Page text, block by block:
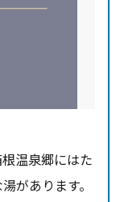
温泉郷にはた
があります。